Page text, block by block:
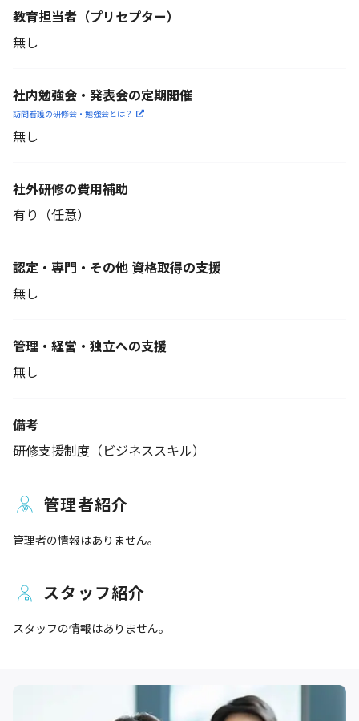
教育担当者 （プリセプター）
無し
社内勉強会・発表会の定期開催
訪問看護の研修会・勉強会とは？
無し
社外研修の費用補助
有り（任意）
認定・専門・その他 資格取得の支援
無し
管理・経営・独立への支援
無し
備考
研修支援制度（ビジネススキル）
管理者紹介
管理者の情報はありません。
スタッフ紹介
スタッフの情報はありません。